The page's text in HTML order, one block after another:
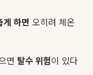
게 하면 오히려 체온
면 탈수 위험이 있다